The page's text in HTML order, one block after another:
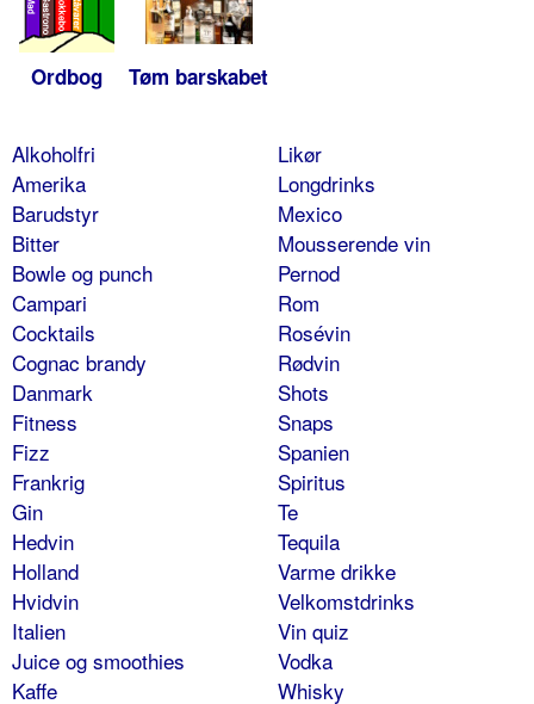
Ordbog Tøm barskabet
Alkoholfri
Amerika
Barudstyr
Bitter
Bowle og punch
Campari
Cocktails
Cognac brandy
Danmark
Fitness
Fizz
Frankrig
Gin
Hedvin
Holland
Hvidvin
Italien
Juice og smoothies
Kaffe
Likør
Longdrinks
Mexico
Mousserende vin
Pernod
Rom
Rosévin
Rødvin
Shots
Snaps
Spanien
Spiritus
Te
Tequila
Varme drikke
Velkomstdrinks
Vin quiz
Vodka
Whisky